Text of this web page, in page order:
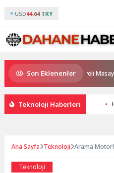
USD44.64 TRY
Son Eklenenler
ve Yatırım Potansiyeli Masaya
Teknoloji Haberleri
Ana Sayfa Teknoloji Arama
Teknoloji